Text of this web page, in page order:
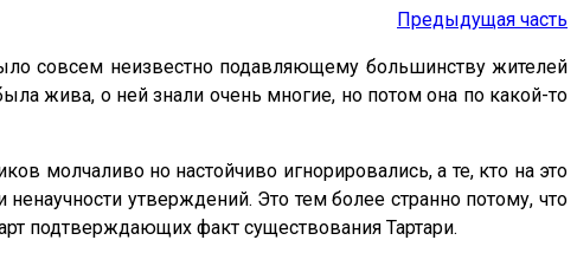
Предыдущая часть
совсем неизвестно подавляющему большинству жителей
жива, о ней знали очень многие, но потом она по какой-то
молчаливо но настойчиво игнорировались, а те, кто на это
утверждений. Это тем более странно потому, что
подтверждающих факт существования Тартари.